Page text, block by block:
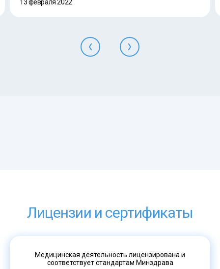
13 февраля 2022
Лицензии и сертификаты
Медицинская деятельность лицензирована и
соответствует стандартам Минздрава